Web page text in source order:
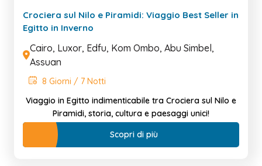
Crociera sul Nilo e Piramidi: Viaggio Best Seller in
Egitto in Inverno
Cairo, Luxor, Edfu, Kom Ombo, Abu Simbel,
Assuan
8 Giorni / 7 Notti
Viaggio in Egitto indimenticabile tra Crociera sul Nilo e
Piramidi, storia, cultura e paesaggi unici!
Scopri di più